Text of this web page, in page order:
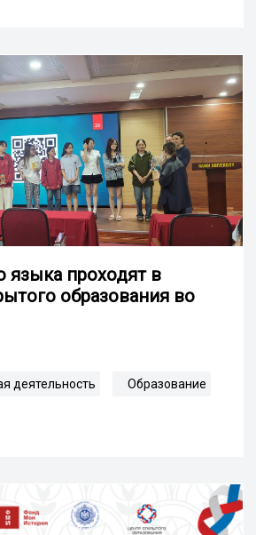
языка проходят в
образования во
деятельность Образование